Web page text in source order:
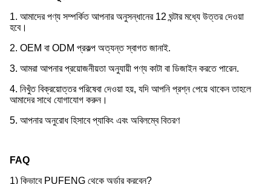
1. আমাদের পণ্য সম্পর্কিত আপনার অনুসন্ধানের 12 ঘন্টার মধ্যে উত্তর দেওয়া
হবে।
2. OEM বা ODM প্রকল্প অত্যন্ত স্বাগত জানাই.
3. আমরা আপনার প্রয়োজনীয়তা অনুযায়ী পণ্য কাটা বা ডিজাইন করতে পারেন.
4. নিখুঁত বিক্রয়োত্তর পরিষেবা দেওয়া হয়, যদি আপনি প্রশ্ন পেয়ে থাকেন তাহলে
আমাদের সাথে যোগাযোগ করুন।
5. আপনার অনুরোধ হিসাবে প্যাকিং এবং অবিলম্বে বিতরণ
FAQ
1) কিভাবে PUFENG থেকে অর্ডার করবেন?